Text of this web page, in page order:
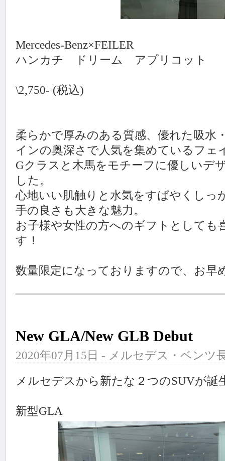
Mercedes-Benz×FEILER
ハンカチ ドリーム アプリコット
\2,750- (税込)
柔らかで厚みのある質感、優れた吸水
インの奥深さで人気を集めているフ
Gクラスと木馬をモチーフに優しいデ
した。
心地いい肌触りと水気をすばやくしっ
手の良さも大きな魅力。
お子様や女性の方へのギフトとして
す！
数量限定になっておりますので、お早
New GLA/New GLB Debut
2020年07月15日 - メルセデス・ベンツ
メルセデスから新たな２つのSUVが誕
新型GLA